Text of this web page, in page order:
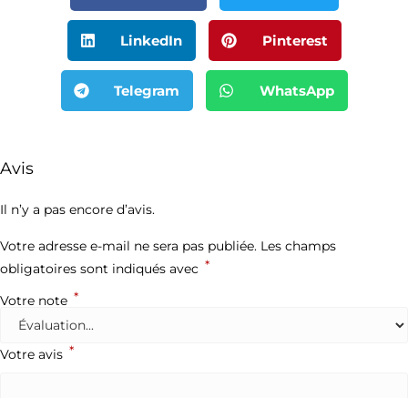
LinkedIn Pinterest
Telegram WhatsApp
Avis
Il n’y a pas encore d’avis.
Votre adresse e-mail ne sera pas publiée. Les champs
obligatoires sont indiqués avec *
Votre note *
Votre avis *